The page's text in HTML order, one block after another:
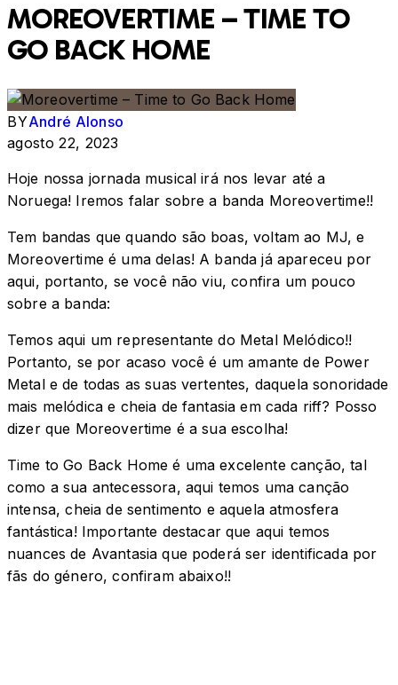
MOREOVERTIME – TIME TO
GO BACK HOME
BYAndré Alonso
agosto 22, 2023
Hoje nossa jornada musical irá nos levar até a
Noruega! Iremos falar sobre a banda Moreovertime!!
Tem bandas que quando são boas, voltam ao MJ, e
Moreovertime é uma delas! A banda já apareceu por
aqui, portanto, se você não viu, confira um pouco
sobre a banda:
Temos aqui um representante do Metal Melódico!!
Portanto, se por acaso você é um amante de Power
Metal e de todas as suas vertentes, daquela sonoridade
mais melódica e cheia de fantasia em cada riff? Posso
dizer que Moreovertime é a sua escolha!
Time to Go Back Home é uma excelente canção, tal
como a sua antecessora, aqui temos uma canção
intensa, cheia de sentimento e aquela atmosfera
fantástica! Importante destacar que aqui temos
nuances de Avantasia que poderá ser identificada por
fãs do género, confiram abaixo!!